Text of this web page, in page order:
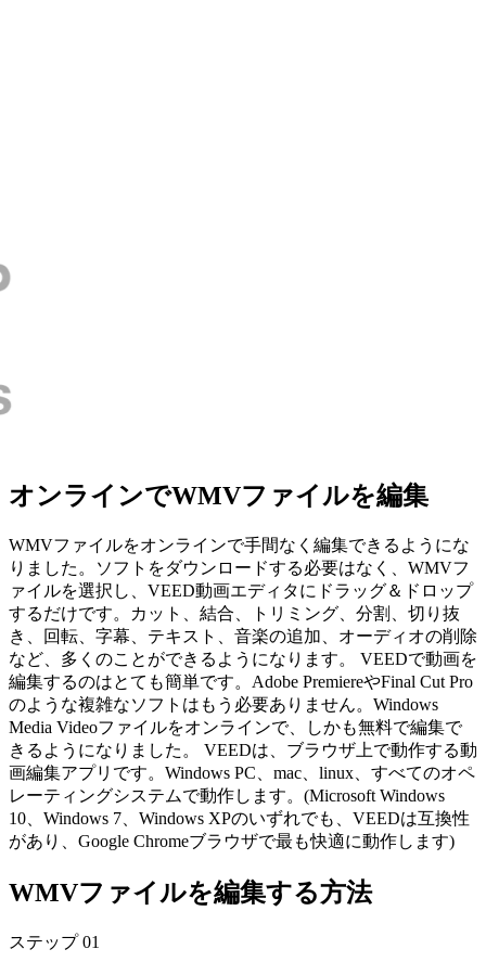
オンラインでWMVファイルを編集
WMVファイルをオンラインで手間なく編集できるようにな
りました。ソフトをダウンロードする必要はなく、WMVフ
ァイルを選択し、VEED動画エディタにドラッグ＆ドロップ
するだけです。カット、結合、トリミング、分割、切り抜
き、回転、字幕、テキスト、音楽の追加、オーディオの削除
など、多くのことができるようになります。 VEEDで動画を
編集するのはとても簡単です。Adobe PremiereやFinal Cut Pro
のような複雑なソフトはもう必要ありません。Windows
Media Videoファイルをオンラインで、しかも無料で編集で
きるようになりました。 VEEDは、ブラウザ上で動作する動
画編集アプリです。Windows PC、mac、linux、すべてのオペ
レーティングシステムで動作します。(Microsoft Windows
10、Windows 7、Windows XPのいずれでも、VEEDは互換性
があり、Google Chromeブラウザで最も快適に動作します)
WMVファイルを編集する方法
ステップ 01